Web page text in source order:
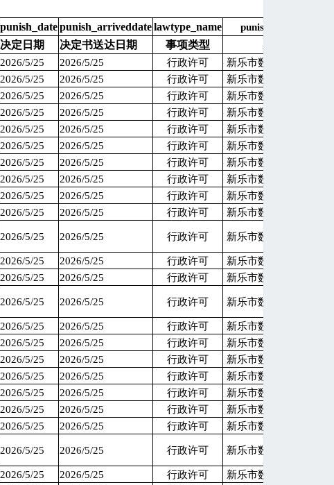
punish_datepunish_arriveddatelawtype_name punish_organname
决定日期 决定书送达日期 事项类型
实施机关
2026/5/25 2026/5/25 行政许可
新乐市数据和政务服务
2026/5/25 2026/5/25 行政许可
新乐市数据和政务服务
2026/5/25 2026/5/25 行政许可
新乐市数据和政务服务
2026/5/25 2026/5/25 行政许可
新乐市数据和政务服务
2026/5/25 2026/5/25 行政许可
新乐市数据和政务服务
2026/5/25 2026/5/25 行政许可
新乐市数据和政务服务
2026/5/25 2026/5/25 行政许可
新乐市数据和政务服务
2026/5/25 2026/5/25 行政许可
新乐市数据和政务服务
2026/5/25 2026/5/25 行政许可
新乐市数据和政务服务
2026/5/25 2026/5/25 行政许可 新乐市数据和政务服务
2026/5/25 2026/5/25 行政许可 新乐市数据和政务服务
2026/5/25 2026/5/25 行政许可
新乐市数据和政务服务
2026/5/25 2026/5/25 行政许可 新乐市数据和政务服务
2026/5/25 2026/5/25 行政许可 新乐市数据和政务服务
2026/5/25 2026/5/25 行政许可
新乐市数据和政务服务
2026/5/25 2026/5/25 行政许可
新乐市数据和政务服务
2026/5/25 2026/5/25 行政许可
新乐市数据和政务服务
2026/5/25 2026/5/25 行政许可
新乐市数据和政务服务
2026/5/25 2026/5/25 行政许可
新乐市数据和政务服务
2026/5/25 2026/5/25 行政许可
新乐市数据和政务服务
2026/5/25 2026/5/25 行政许可 新乐市数据和政务服务
2026/5/25 2026/5/25 行政许可 新乐市数据和政务服务
2026/5/25 2026/5/25 行政许可
新乐市数据和政务服务